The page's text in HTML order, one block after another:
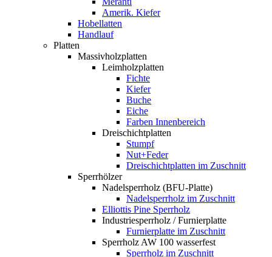
Amerik. Kiefer
Hobellatten
Handlauf
Platten
Massivholzplatten
Leimholzplatten
Fichte
Kiefer
Buche
Eiche
Farben Innenbereich
Dreischichtplatten
Stumpf
Nut+Feder
Dreischichtplatten im Zuschnitt
Sperrhölzer
Nadelsperrholz (BFU-Platte)
Nadelsperrholz im Zuschnitt
Elliottis Pine Sperrholz
Industriesperrholz / Furnierplatte
Furnierplatte im Zuschnitt
Sperrholz AW 100 wasserfest
Sperrholz im Zuschnitt